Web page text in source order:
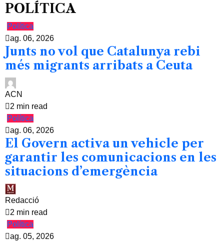
POLÍTICA
Política
ag. 06, 2026
Junts no vol que Catalunya rebi
més migrants arribats a Ceuta
ACN
2 min read
Política
ag. 06, 2026
El Govern activa un vehicle per
garantir les comunicacions en les
situacions d’emergència
Redacció
2 min read
Política
ag. 05, 2026